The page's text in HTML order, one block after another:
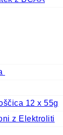
12 x 55g
z Elektroliti